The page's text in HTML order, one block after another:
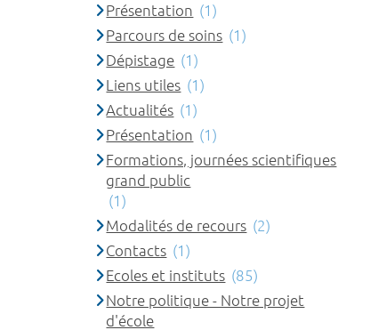
Présentation (1)
Parcours de soins (1)
Dépistage (1)
Liens utiles (1)
Actualités (1)
Présentation (1)
Formations, journées scientifiques
grand public
(1)
Modalités de recours (2)
Contacts (1)
Ecoles et instituts (85)
Notre politique - Notre projet
d'école